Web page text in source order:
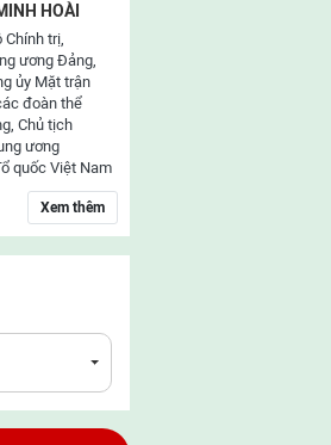
HOÀI
Chính trị,
ương Đảng,
ủy Mặt trận
đoàn thể
Chủ tịch
ương
quốc Việt Nam
Xem thêm